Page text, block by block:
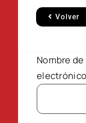
Volver
Nombre